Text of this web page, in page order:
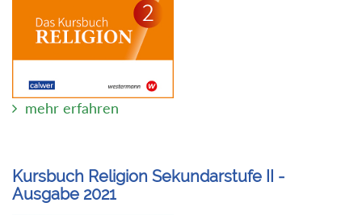
mehr erfahren
Kursbuch Religion Sekundarstufe II -
Ausgabe 2021